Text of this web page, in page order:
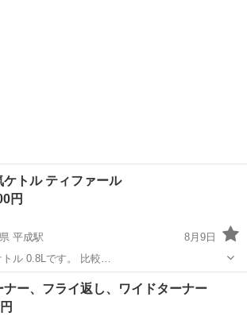
ケトル ティファール
円
平成駅
8月9日
トル 0.8Lです。 比較…
平成駅 キッチン家電
ナー、フライ返し、ワイドターナー